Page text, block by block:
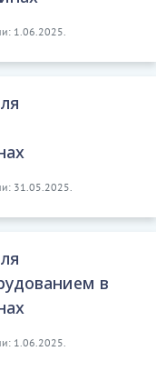
1.06.2025.
31.05.2025.
в
1.06.2025.